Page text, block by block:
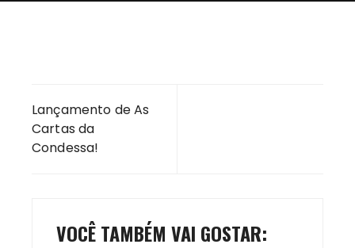
de
Post
Lançamento de As
Cartas da
Condessa!
VOCÊ TAMBÉM VAI GOSTAR: